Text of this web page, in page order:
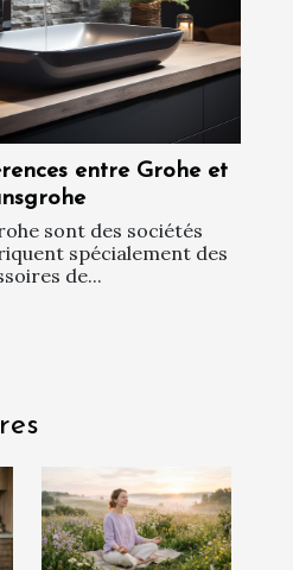
entre Grohe et
sont des sociétés
spécialement des
de...